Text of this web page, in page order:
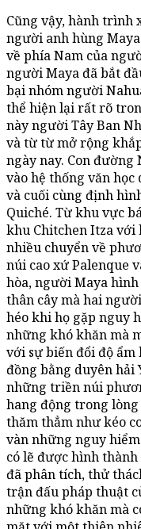
Cũng vậy, hành trình
người anh hùng
về phía Nam của
người Maya đã bắt
bại nhóm người
thể hiện lại rất rõ
này người Tây Ban
và từ từ mở rộng
ngày nay. Con
vào hệ thống văn học
và cuối cùng định
Quiché. Từ khu vực
khu Chitchen Itza với
nhiều chuyển về
núi cao xứ Palenque
hòa, người Maya
thân cây mà hai
héo khi họ gặp nguy
những khó khăn mà
với sự biến đổi độ
đồng bằng duyên hải
những triền núi
hang động trong
thăm thẳm như kéo
vàn những nguy
có lẽ được hình
đã phân tích, thử
trận đấu pháp thuật
những khó khăn mà